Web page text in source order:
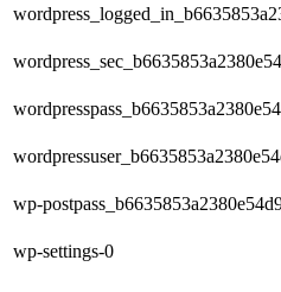
wp-
wp-settings-0